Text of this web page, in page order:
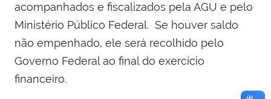
acompanhados e fiscalizados pela AGU e pelo
Ministério Público Federal. Se houver saldo
não empenhado, ele será recolhido pelo
Governo Federal ao final do exercício
financeiro.